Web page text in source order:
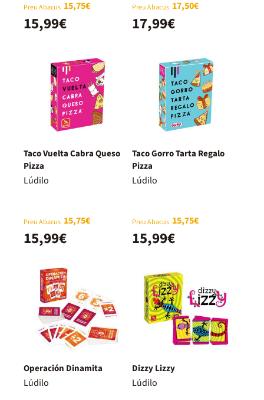
Preu Abacus 15,75€
15,99€
Preu Abacus 17,50€
17,99€
Taco Vuelta Cabra Queso
Pizza
Lúdilo
Preu Abacus 15,75€
15,99€
Taco Gorro Tarta Regalo
Pizza
Lúdilo
Preu Abacus 15,75€
15,99€
Operación Dinamita
Lúdilo
Dizzy Lizzy
Lúdilo